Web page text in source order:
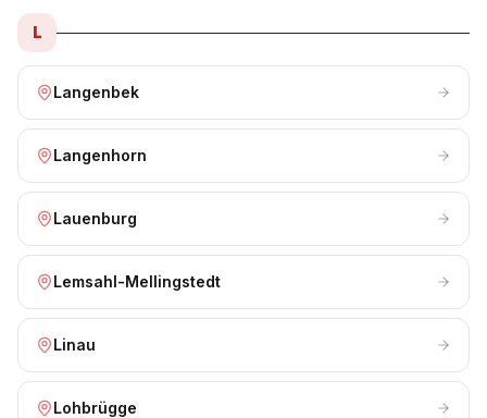
L
Langenbek
Langenhorn
Lauenburg
Lemsahl-Mellingstedt
Linau
Lohbrügge